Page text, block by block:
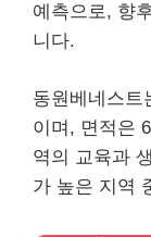
예측으로, 향
니다.
동원베네스트
이며, 면적은
역의 교육과
가 높은 지역